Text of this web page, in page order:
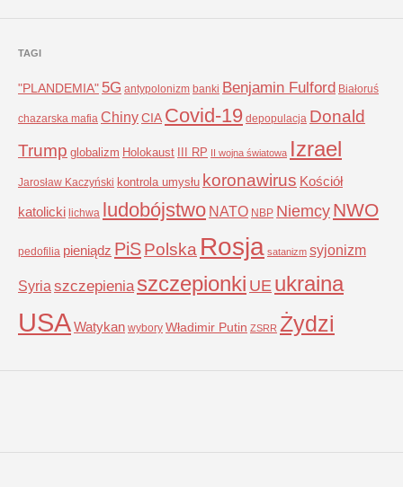
TAGI
"PLANDEMIA" 5G antypolonizm banki Benjamin Fulford Białoruś
chazarska mafia ChinyCIA Covid-19 depopulacja Donald
Trump globalizm Holokaust III RP II wojna światowa Izrael
Jarosław Kaczyński kontrola umysłu koronawirus Kościół
katolicki lichwa ludobójstwo NATO NBP NiemcyNWO
pedofilia pieniądz PiSPolska Rosja satanizm syjonizm
Syria szczepienia szczepionki UE ukraina
USAWatykan wybory Władimir Putin ZSRR Żydzi